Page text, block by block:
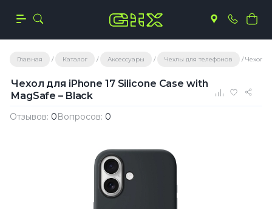
Главная Каталог Аксессуары Чехлы для телефонов Чехол
Чехол для iPhone 17 Silicone Case with
MagSafe – Black
Отзывов: 0Вопросов: 0